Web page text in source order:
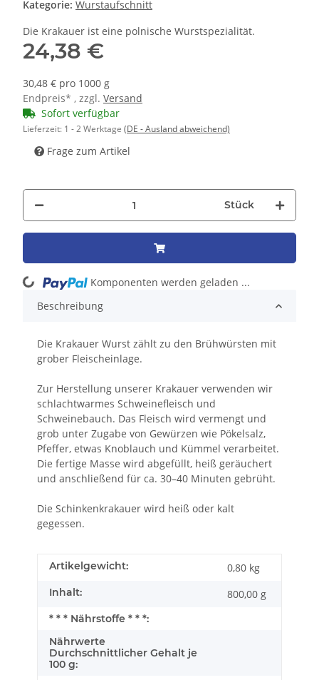
Kategorie: Wurstaufschnitt
Die Krakauer ist eine polnische Wurstspezialität.
24,38 €
30,48 € pro 1000 g
Endpreis* , zzgl. Versand
Sofort verfügbar
Lieferzeit: 1 - 2 Werktage (DE - Ausland abweichend)
Frage zum Artikel
Stück
Loading...
Komponenten werden geladen ...
Beschreibung
Die Krakauer Wurst zählt zu den Brühwürsten mit
grober Fleischeinlage.
Zur Herstellung unserer Krakauer verwenden wir
schlachtwarmes Schweinefleisch und
Schweinebauch. Das Fleisch wird vermengt und
grob unter Zugabe von Gewürzen wie Pökelsalz,
Pfeffer, etwas Knoblauch und Kümmel verarbeitet.
Die fertige Masse wird abgefüllt, heiß geräuchert
und anschließend für ca. 30–40 Minuten gebrüht.
Die Schinkenkrakauer wird heiß oder kalt
gegessen.
Artikelgewicht: 0,80 kg
Inhalt: 800,00 g
* * * Nährstoffe * * *:
Nährwerte
Durchschnittlicher Gehalt je
100 g: